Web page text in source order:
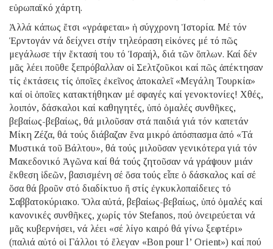
εὐρωπαϊκό χάρτη.
Ἀλλά κάπως ἔτσι «γράφεται» ἡ σύγχρονη Ἱστορία. Μέ τόν
Ἐρντογάν νά δείχνει στήν τηλεόραση εἰκόνες μέ τό πῶς
μεγάλωσε τήν ἔκτασή του τό Ἰσραήλ, διά τῶν ὅπλων. Καί δέν
μᾶς λέει ποῦθε ξεπρόβαλλαν οἱ Σελτζοῦκοι καί πῶς ἀπέκτησαν
τίς ἐκτάσεις τίς ὁποῖες ἐκεῖνος ἀποκαλεῖ «Μεγάλη Τουρκία»
καί οἱ ὁποῖες κατακτήθηκαν μέ σφαγές καί γενοκτονίες! Χθές,
λοιπόν, δάσκαλοι καί καθηγητές, ὑπό ὁμαλές συνθῆκες,
βεβαίως-βεβαίως, θά μιλοῦσαν στά παιδιά γιά τόν καπετάν
Μίκη Ζέζα, θά τούς διάβαζαν ἕνα μικρό ἀπόσπασμα ἀπό «Τά
Μυστικά τοῦ Βάλτου», θά τούς μιλοῦσαν γενικότερα γιά τόν
Μακεδονικό Ἀγῶνα καί θά τούς ζητοῦσαν νά γράψουν μιάν
ἔκθεση ἰδεῶν, βασισμένη σέ ὅσα τούς εἶπε ὁ δάσκαλος καί σέ
ὅσα θά βροῦν στό διαδίκτυο ἤ στίς ἐγκυκλοπαίδειες τό
Σαββατοκύριακο. Ὅλα αὐτά, βεβαίως-βεβαίως, ὑπό ὁμαλές καί
κανονικές συνθῆκες, χωρίς τόν Stefanos, πού ὀνειρεύεται νά
μᾶς κυβερνήσει, νά λέει «σέ λίγο καιρό θά γίνω ξεφτέρι»
(παλιά αὐτό οἱ Γάλλοι τό ἔλεγαν «Bon pour l’ Orient») καί πού